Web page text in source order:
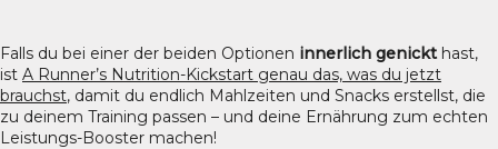
Falls du bei einer der beiden Optionen innerlich genickthast,
ist A Runner’s Nutrition-Kickstart genau das, was du jetzt
brauchst, damit du endlich Mahlzeiten und Snacks erstellst, die
zu deinem Training passen – und deine Ernährung zum echten
Leistungs-Booster machen!